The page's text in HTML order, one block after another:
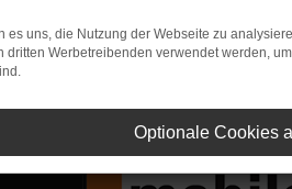
13:30 bis
+49 7835 -
es uns, die Nutzung der Webseite zu
dritten Werbetreibenden verwendet werden,
Optionale Cookies